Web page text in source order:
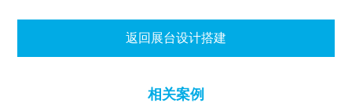
返回展台设计搭建
相关案例